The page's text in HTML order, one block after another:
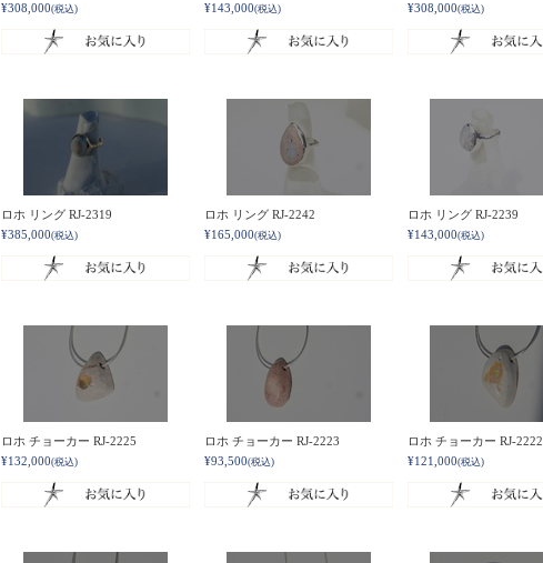
¥308,000(税込)
¥143,000(税込)
¥308,000(税込)
ロホ リング RJ-2319
¥385,000(税込)
ロホ リング RJ-2242
¥165,000(税込)
ロホ リング RJ-2239
¥143,000(税込)
ロホ チョーカー RJ-2225
¥132,000(税込)
ロホ チョーカー RJ-2223
¥93,500(税込)
ロホ チョーカー RJ-2222
¥121,000(税込)